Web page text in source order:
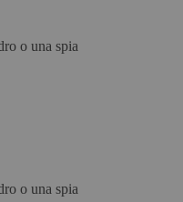
o una spia
o una spia